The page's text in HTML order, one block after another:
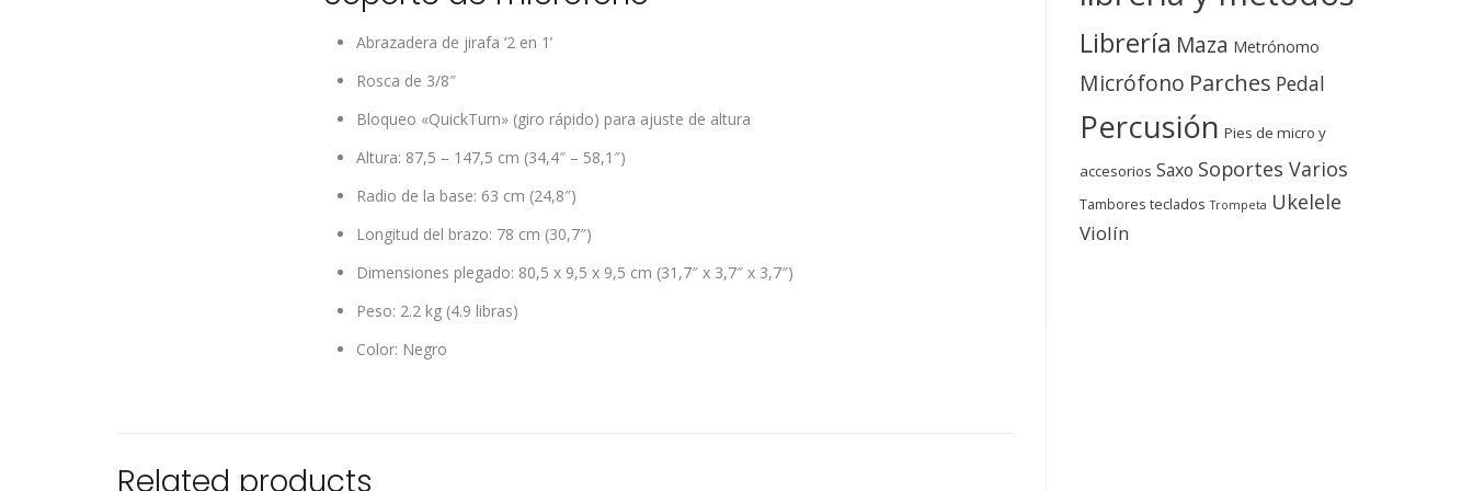
Abrazadera de jirafa ‘2 en 1’
Rosca de 3/8″
Bloqueo «QuickTurn» (giro rápido) para ajuste de altura
Altura: 87,5 – 147,5 cm (34,4″ – 58,1″)
Radio de la base: 63 cm (24,8″)
Longitud del brazo: 78 cm (30,7″)
Dimensiones plegado: 80,5 x 9,5 x 9,5 cm (31,7″ x 3,7″ x 3,7″)
Peso: 2.2 kg (4.9 libras)
Color: Negro
Related products
Librería Maza Metrónomo
Micrófono Parches Pedal
Percusión Pies de micro y
accesorios Saxo Soportes Varios
Tambores teclados Trompeta Ukelele
Violín